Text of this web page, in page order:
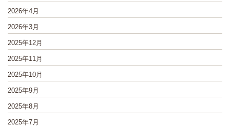
2026年4月
2026年3月
2025年12月
2025年11月
2025年10月
2025年9月
2025年8月
2025年7月